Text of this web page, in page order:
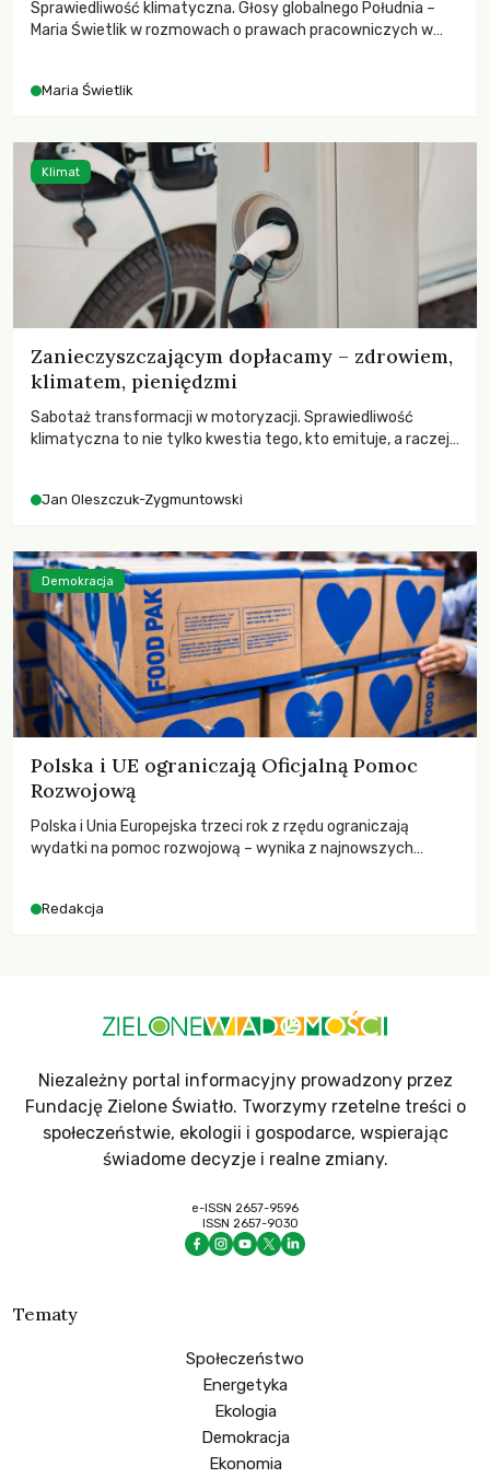
Sprawiedliwość klimatyczna. Głosy globalnego Południa –
Maria Świetlik w rozmowach o prawach pracowniczych w
Maria Świetlik
Zanieczyszczającym dopłacamy – zdrowiem,
klimatem, pieniędzmi
Sabotaż transformacji w motoryzacji. Sprawiedliwość
klimatyczna to nie tylko kwestia tego, kto emituje, a raczej
Jan Oleszczuk-Zygmuntowski
Klimat
Polska i UE ograniczają Oficjalną Pomoc
Rozwojową
Polska i Unia Europejska trzeci rok z rzędu ograniczają
wydatki na pomoc rozwojową – wynika z najnowszych
odnotowano największe tąpnięcie ODA w historii. Jakie będą
Redakcja
Demokracja
Niezależny portal informacyjny prowadzony przez
Fundację Zielone Światło. Tworzymy rzetelne treści o
społeczeństwie, ekologii i gospodarce, wspierając
świadome decyzje i realne zmiany.
e-ISSN 2657-9596
ISSN 2657-9030
Tematy
Społeczeństwo
Energetyka
Ekologia
Demokracja
Ekonomia